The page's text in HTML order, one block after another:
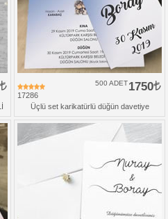
17286
1750
500 ADET
Üçlü set karikatürlü düğün davetiye